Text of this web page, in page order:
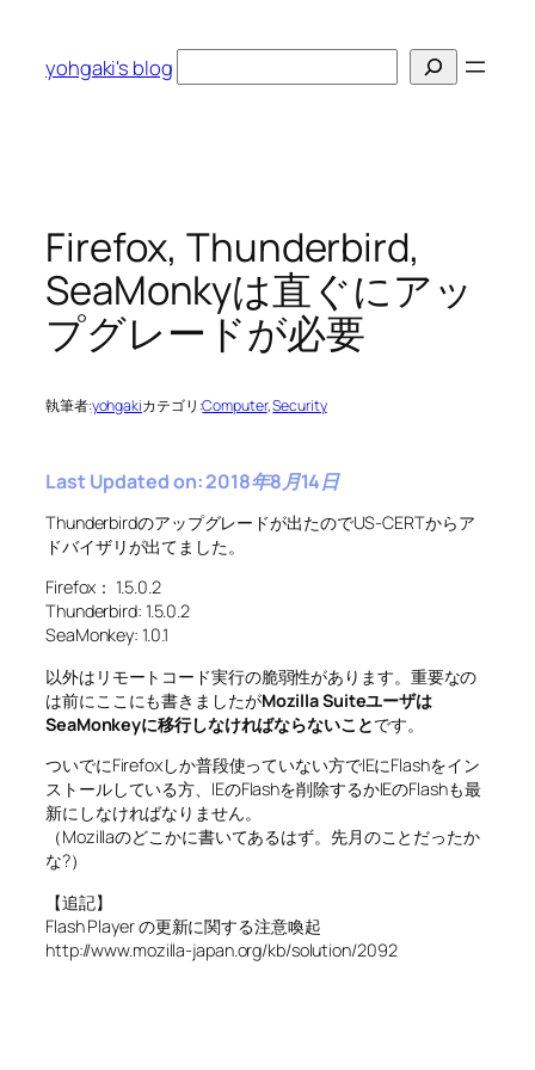
yohgaki's blog
索
Firefox, Thunderbird,
SeaMonkyは直ぐにアッ
プグレードが必要
執筆者:yohgakiカテゴリ:Computer, Security
Last Updated on: 2018年8月14日
Thunderbirdのアップグレードが出たのでUS-CERTからア
ドバイザリが出てました。
Firefox： 1.5.0.2
Thunderbird: 1.5.0.2
SeaMonkey: 1.0.1
以外はリモートコード実行の脆弱性があります。重要なの
は前にここにも書きましたがMozilla Suiteユーザは
SeaMonkeyに移行しなければならないことです。
ついでにFirefoxしか普段使っていない方でIEにFlashをイン
ストールしている方、IEのFlashを削除するかIEのFlashも最
新にしなければなりません。
（Mozillaのどこかに書いてあるはず。先月のことだったか
な?）
【追記】
Flash Player の更新に関する注意喚起
http://www.mozilla-japan.org/kb/solution/2092